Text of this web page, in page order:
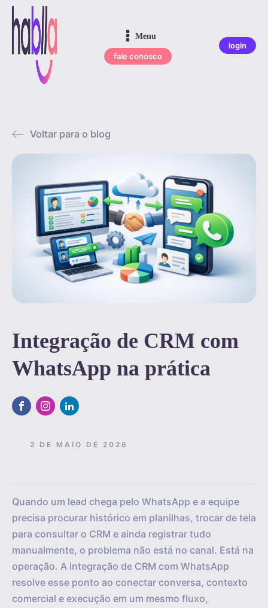
Menu
fale conosco
login
Voltar para o blog
Integração de CRM com
WhatsApp na prática
2 DE MAIO DE 2026
Quando um lead chega pelo WhatsApp e a equipe
precisa procurar histórico em planilhas, trocar de tela
para consultar o CRM e ainda registrar tudo
manualmente, o problema não está no canal. Está na
operação. A integração de CRM com WhatsApp
resolve esse ponto ao conectar conversa, contexto
comercial e execução em um mesmo fluxo,